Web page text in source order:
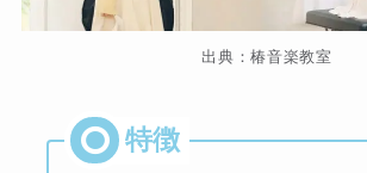
出典：椿音楽教室